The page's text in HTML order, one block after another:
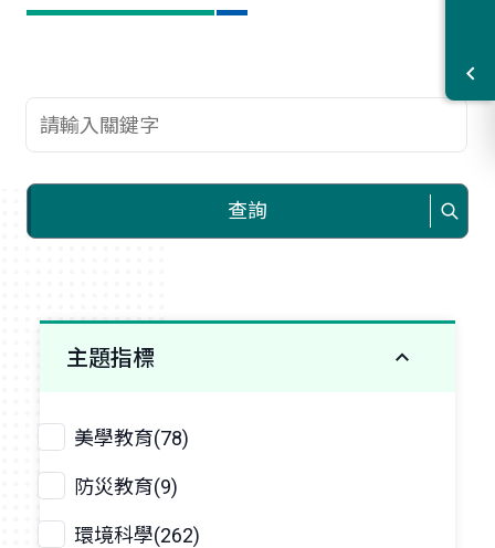
查詢關鍵字
查詢
主題指標
美學教育(78)
防災教育(9)
環境科學(262)